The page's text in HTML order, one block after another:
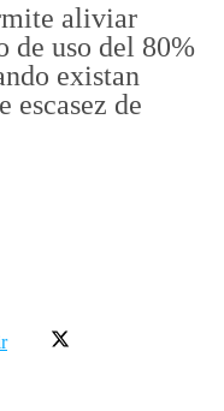
aliviar
de uso del 80%
existan
escasez de